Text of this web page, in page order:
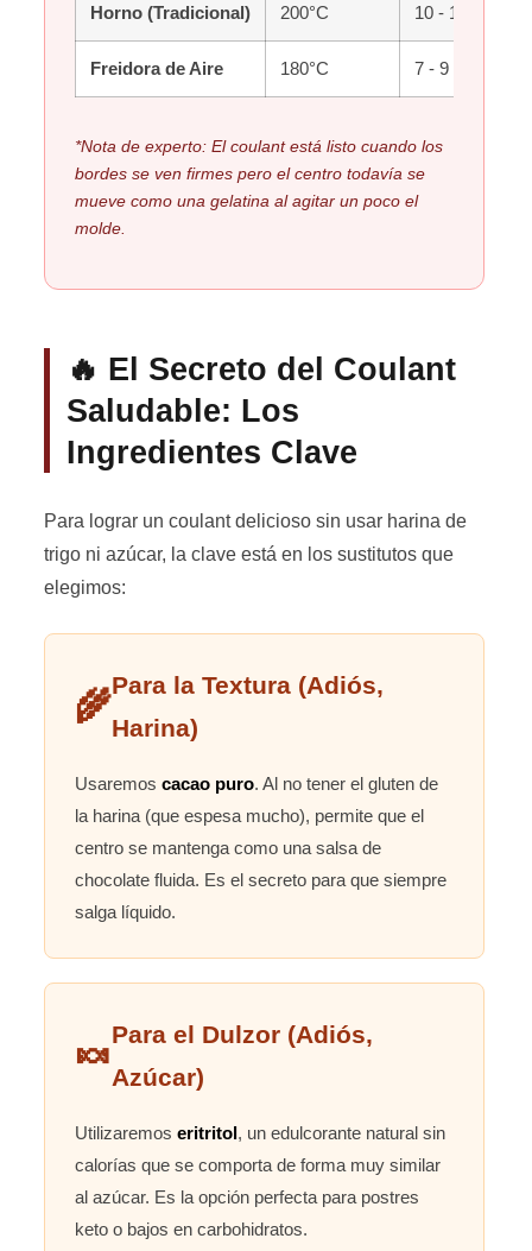
Horno (Tradicional) 200°C 10 - 12
Freidora de Aire 180°C 7 - 9 minutos
*Nota de experto: El coulant está listo cuando los
bordes se ven firmes pero el centro todavía se
mueve como una gelatina al agitar un poco el
molde.
🔥 El Secreto del Coulant
Saludable: Los
Ingredientes Clave
Para lograr un coulant delicioso sin usar harina de
trigo ni azúcar, la clave está en los sustitutos que
elegimos:
🌾
Para la Textura (Adiós,
Harina)
Usaremos cacao puro. Al no tener el gluten de
la harina (que espesa mucho), permite que el
centro se mantenga como una salsa de
chocolate fluida. Es el secreto para que siempre
salga líquido.
🍬
Para el Dulzor (Adiós,
Azúcar)
Utilizaremos eritritol, un edulcorante natural sin
calorías que se comporta de forma muy similar
al azúcar. Es la opción perfecta para postres
keto o bajos en carbohidratos.